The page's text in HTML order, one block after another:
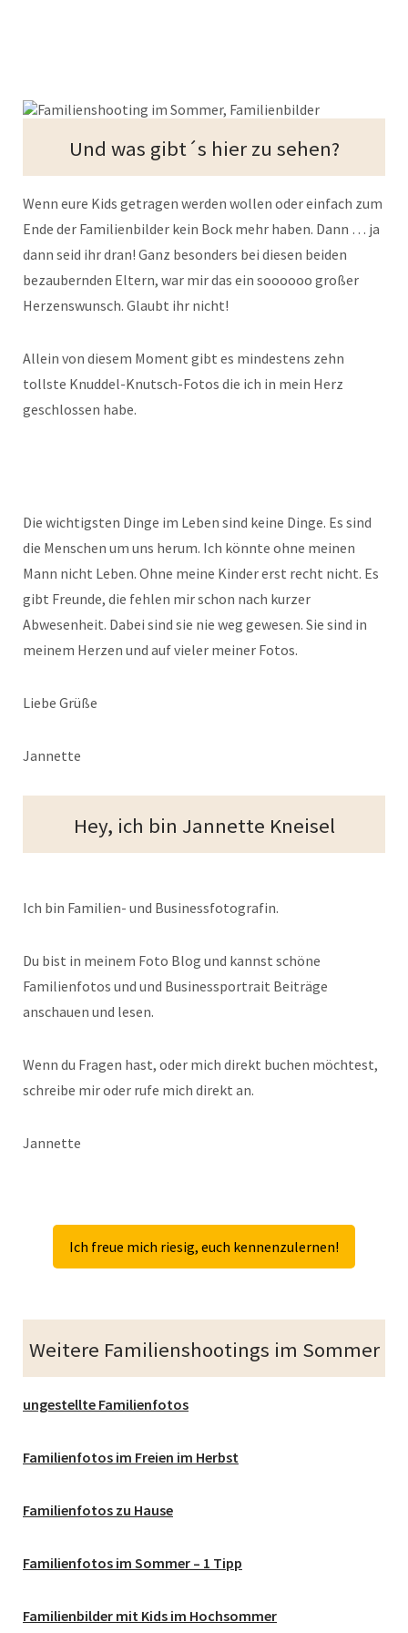
Und was gibt´s hier zu sehen?
Wenn eure Kids getragen werden wollen oder einfach zum
Ende der Familienbilder kein Bock mehr haben. Dann … ja
dann seid ihr dran! Ganz besonders bei diesen beiden
bezaubernden Eltern, war mir das ein soooooo großer
Herzenswunsch. Glaubt ihr nicht!
Allein von diesem Moment gibt es mindestens zehn
tollste Knuddel-Knutsch-Fotos die ich in mein Herz
geschlossen habe.
Die wichtigsten Dinge im Leben sind keine Dinge. Es sind
die Menschen um uns herum. Ich könnte ohne meinen
Mann nicht Leben. Ohne meine Kinder erst recht nicht. Es
gibt Freunde, die fehlen mir schon nach kurzer
Abwesenheit. Dabei sind sie nie weg gewesen. Sie sind in
meinem Herzen und auf vieler meiner Fotos.
Liebe Grüße
Jannette
Hey, ich bin Jannette Kneisel
Ich bin Familien- und Businessfotografin.
Du bist in meinem Foto Blog und kannst schöne
Familienfotos und und Businessportrait Beiträge
anschauen und lesen.
Wenn du Fragen hast, oder mich direkt buchen möchtest,
schreibe mir oder rufe mich direkt an.
Jannette
Ich freue mich riesig, euch kennenzulernen!
Weitere Familienshootings im Sommer
ungestellte Familienfotos
Familienfotos im Freien im Herbst
Familienfotos zu Hause
Familienfotos im Sommer – 1 Tipp
Familienbilder mit Kids im Hochsommer